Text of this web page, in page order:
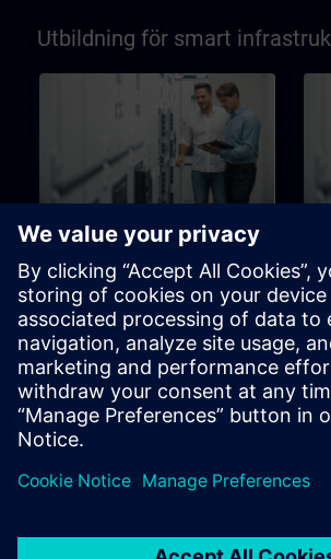
Utbildning för smart
126h
Utbildning för Brandtekniker
Utbildningsstege för
programmerare,
driftsättningsingenjörer,
ingenjörspersonal
Learning Paths